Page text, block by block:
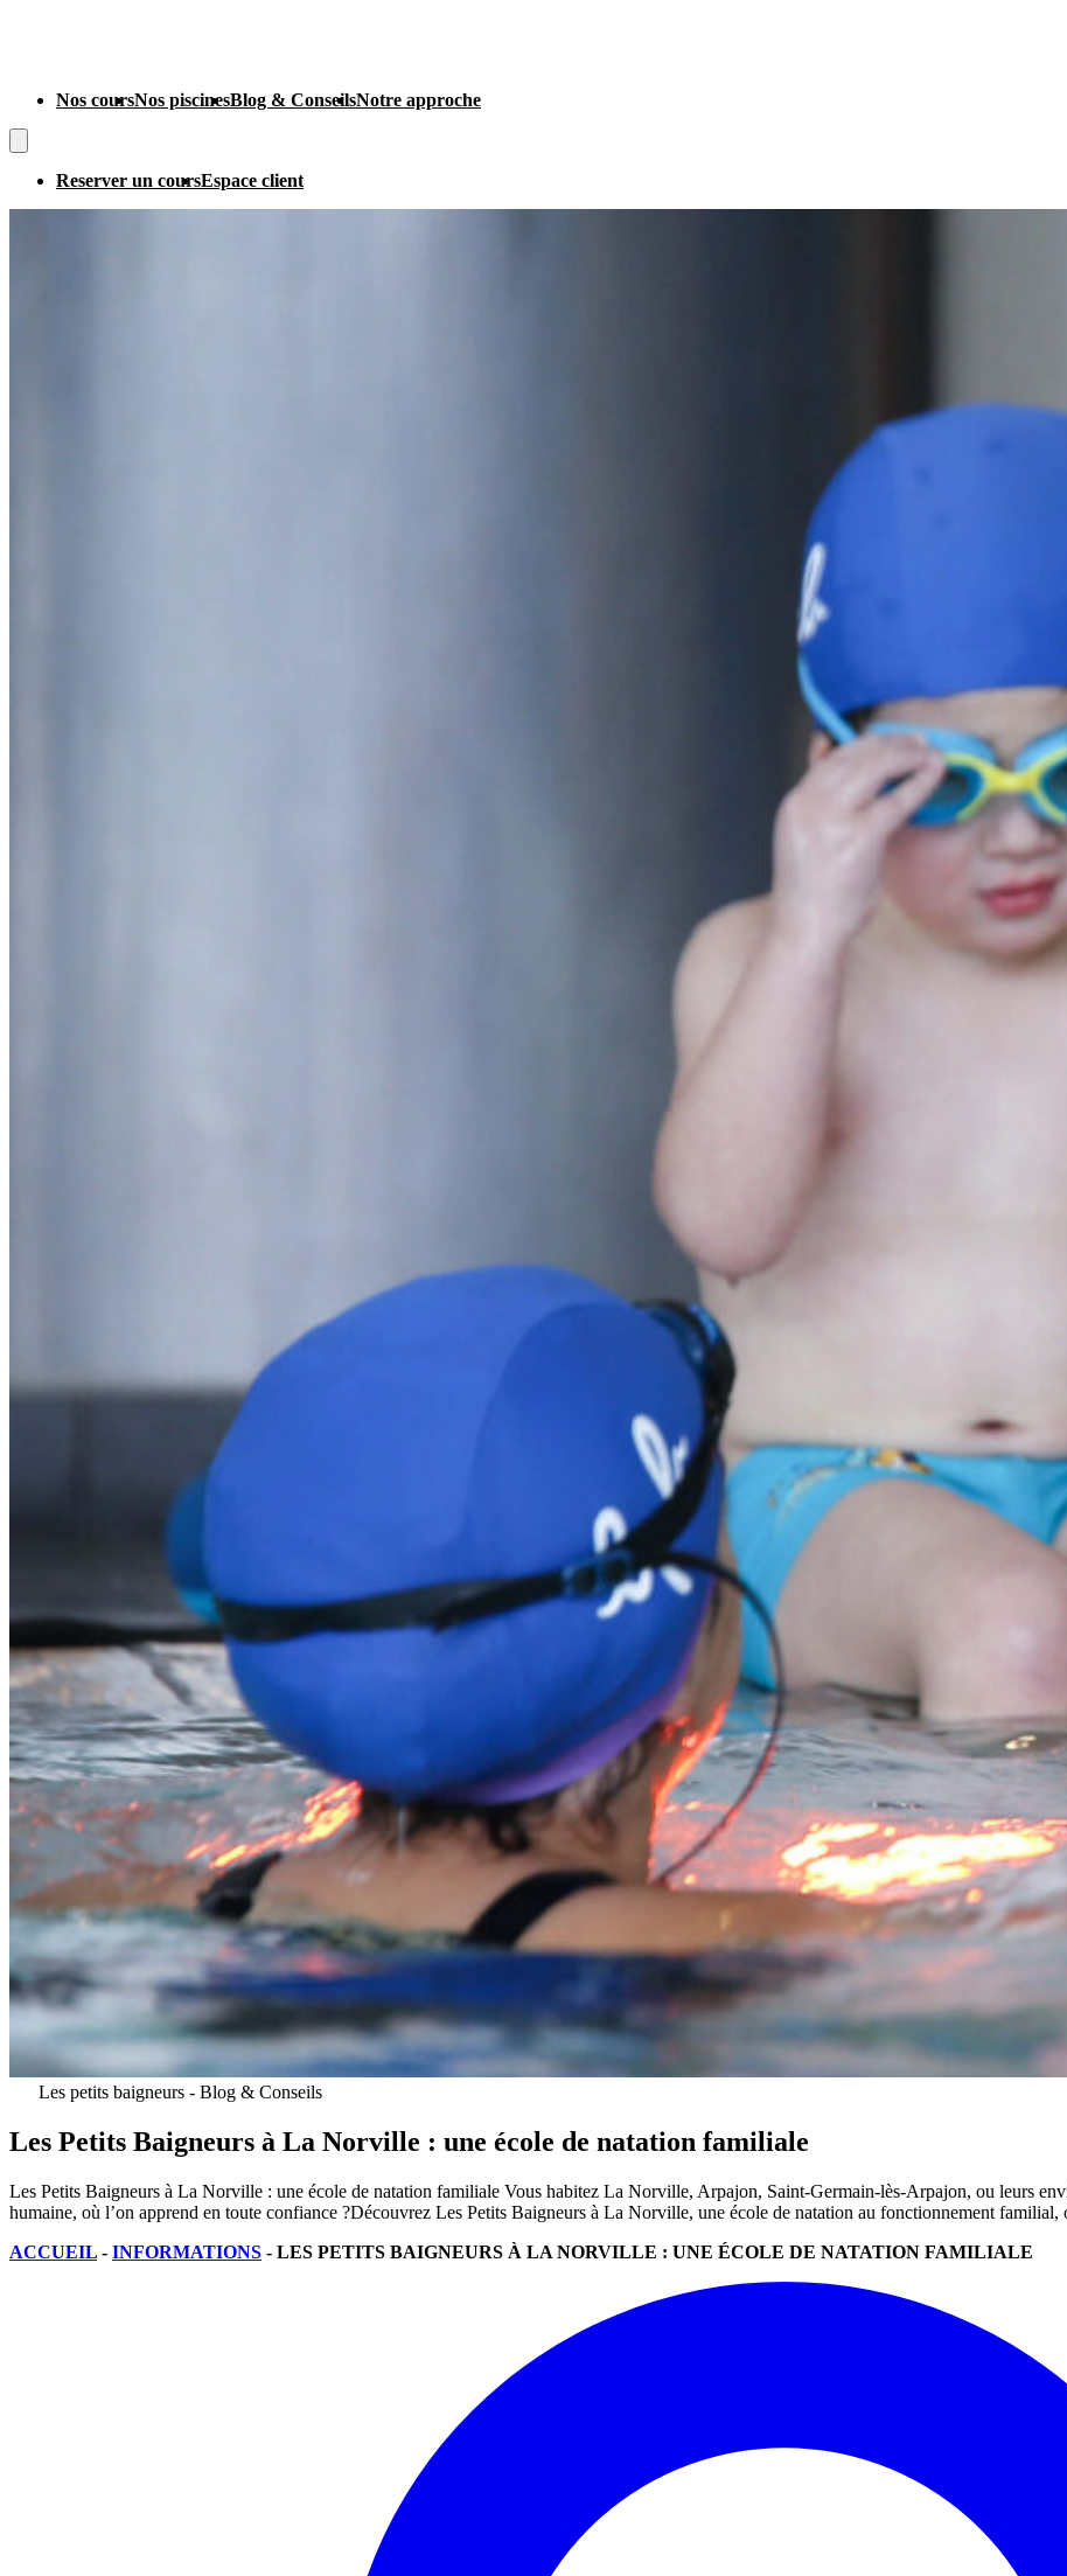
Nos coursNos piscinesBlog & ConseilsNotre approche
Reserver un coursEspace client
Les petits baigneurs - Blog & Conseils
Les Petits Baigneurs à La Norville : une école de natation familiale
Les Petits Baigneurs à La Norville : une école de natation familiale Vous habitez La Norville, Arpajon, Saint-Germain-lès-Arpajon, ou leurs
humaine, où l’on apprend en toute confiance ?Découvrez Les Petits Baigneurs à La Norville, une école de natation au fonctionnement
ACCUEIL - INFORMATIONS - LES PETITS BAIGNEURS À LA NORVILLE : UNE ÉCOLE DE NATATION FAMILIALE